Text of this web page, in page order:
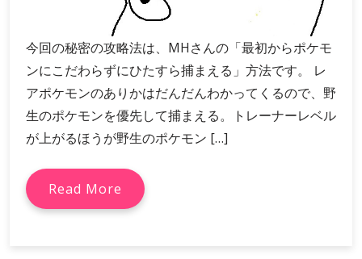
今回の秘密の攻略法は、MHさんの「最初からポケモ
ンにこだわらずにひたすら捕まえる」方法です。 レ
アポケモンのありかはだんだんわかってくるので、野
生のポケモンを優先して捕まえる。トレーナーレベル
が上がるほうが野生のポケモン […]
Read More